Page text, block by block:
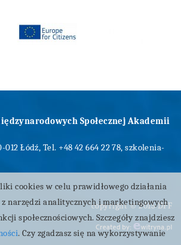
Społecznej Akademii
Łódź, Tel. +48 42 664 22 78,szkolenia-
copyright © 2015 DPF
cookies w celu prawidłowego działania
narzędzi analitycznych i marketingowych
społecznościowych. Szczegóły znajdziesz
. Czy zgadzasz się na wykorzystywanie